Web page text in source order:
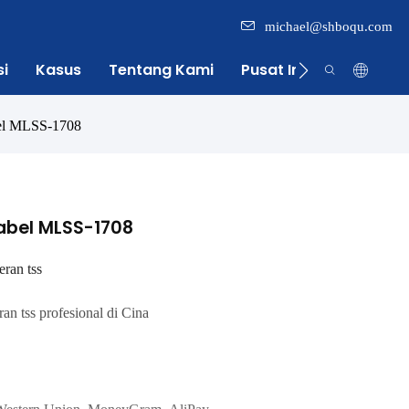
michael@shboqu.com
Kasus Tentang Kami Pusat Informasi
MLSS-1708
MLSS-1708
tss
tss profesional di Cina